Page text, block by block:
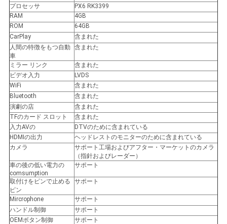
プロセッサ
PX6 RK3399
RAM
4GB
ROM
64GB
CarPlay
含まれた
人間の特徴をもつ自動
車
含まれた
ミラー リンク
含まれた
ビデオ入力
LVDS
WiFi
含まれた
Bluetooth
含まれた
演劇の店
含まれた
TFのカード スロット
含まれた
入力AVの
DTVのために含まれている
HDMIの出力
ヘッドレストのモニターのために含まれている
カメラ
サポート工場およびアフター・マーケットのカメラ
（指針およびレーダー）
車の後の低い電力の
comsumption
サポート
取付けをピンで止める
ピン
サポート
Mircrophone
サポート
ハンドル制御
サポート
OEMボタン制御
サポート